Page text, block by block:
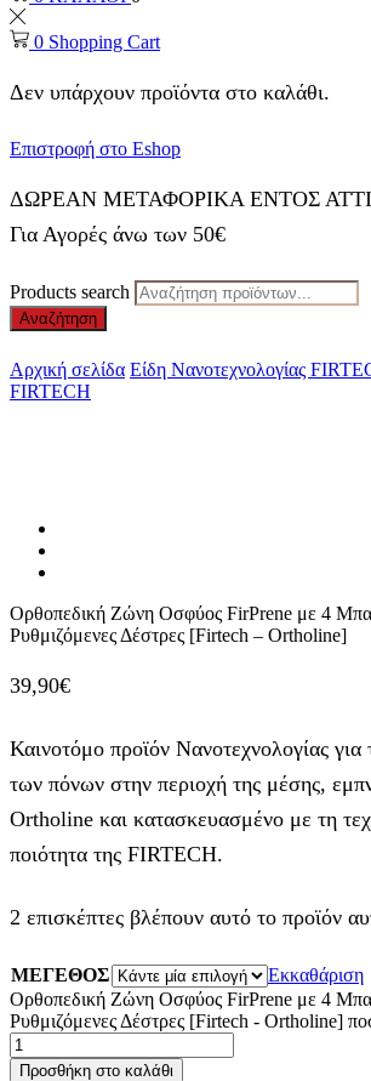
0 Shopping Cart
Δεν υπάρχουν προϊόντα στο καλάθι.
Επιστροφή στο Eshop
ΔΩΡΕΑΝ ΜΕΤΑΦΟΡΙΚΑ ΕΝΤΟΣ
Για Αγορές άνω των 50€
Products search
Αναζήτηση
Αρχική σελίδα Είδη Νανοτεχνολογίας
FIRTECH
Ορθοπεδική Ζώνη Οσφύος FirPrene με 4
Ρυθμιζόμενες Δέστρες [Firtech – Ortholine]
39,90€
Καινοτόμο προϊόν Νανοτεχνολογίας
των πόνων στην περιοχή της μέσης,
Ortholine και κατασκευασμένο με τη
ποιότητα της FIRTECH.
2 επισκέπτες βλέπουν αυτό το προϊόν
ΜΕΓΕΘΟΣ
Εκκαθάριση
Ορθοπεδική Ζώνη Οσφύος FirPrene με 4
Ρυθμιζόμενες Δέστρες [Firtech - Ortholine]
Προσθήκη στο καλάθι